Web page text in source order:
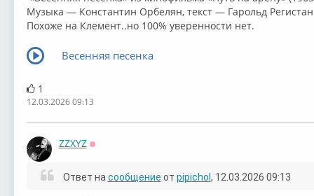
Музыка — Константин Орбелян, текст — Гарольд
Похоже на Клемент..но 100% уверенности нет.
Весенняя песенка
1
12.03.2026 09:13
ZZXYZ
Ответ на сообщение от pipichol , 12.03.2026 09:13